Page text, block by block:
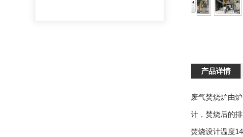
产品详情
废气焚烧炉由
计，焚烧后的
焚烧设计温度